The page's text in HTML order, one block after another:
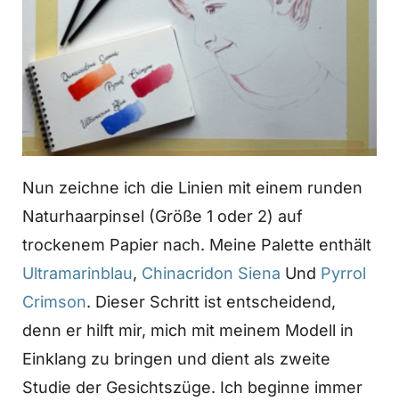
Nun zeichne ich die Linien mit einem runden
Naturhaarpinsel (Größe 1 oder 2) auf
trockenem Papier nach. Meine Palette enthält
Ultramarinblau, Chinacridon Siena Und Pyrrol
Crimson. Dieser Schritt ist entscheidend,
denn er hilft mir, mich mit meinem Modell in
Einklang zu bringen und dient als zweite
Studie der Gesichtszüge. Ich beginne immer